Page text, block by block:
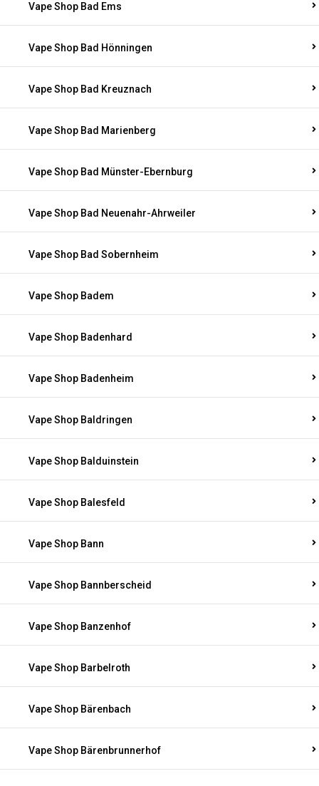
Vape Shop Bad Ems
Vape Shop Bad Hönningen
Vape Shop Bad Kreuznach
Vape Shop Bad Marienberg
Vape Shop Bad Münster-Ebernburg
Vape Shop Bad Neuenahr-Ahrweiler
Vape Shop Bad Sobernheim
Vape Shop Badem
Vape Shop Badenhard
Vape Shop Badenheim
Vape Shop Baldringen
Vape Shop Balduinstein
Vape Shop Balesfeld
Vape Shop Bann
Vape Shop Bannberscheid
Vape Shop Banzenhof
Vape Shop Barbelroth
Vape Shop Bärenbach
Vape Shop Bärenbrunnerhof